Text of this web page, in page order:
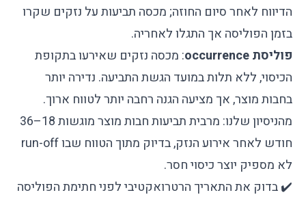
הדיווח לאחר סיום החוזה; מכסה תביעות על נזקים שקרו
בזמן הפוליסה אך התגלו לאחריה.
פוליסת occurrence
: מכסה נזקים שאירעו בתקופת
הכיסוי, ללא תלות במועד הגשת התביעה. נדירה יותר
בחבות מוצר, אך מציעה הגנה רחבה יותר לטווח ארוך.
מהניסיון שלנו: מרבית תביעות חבות מוצר מוגשות 18–36
חודש לאחר אירוע הנזק, בדיוק מתוך הטווח שבו run-off
לא מספיק יוצר כיסוי חסר.
✔️ בדוק את התאריך הרטרואקטיבי לפני חתימת הפוליסה